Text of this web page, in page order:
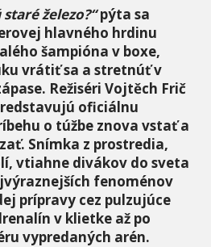
železo?“pýta sa
hlavného hrdinu
šampióna v boxe,
vrátiť sa a stretnúť v
Režiséri Vojtěch Frič
oficiálnu
o túžbe znova vstať a
Snímka z prostredia,
vtiahne divákov do sveta
fenoménov
prípravy cez pulzujúce
v klietke až po
vypredaných arén.